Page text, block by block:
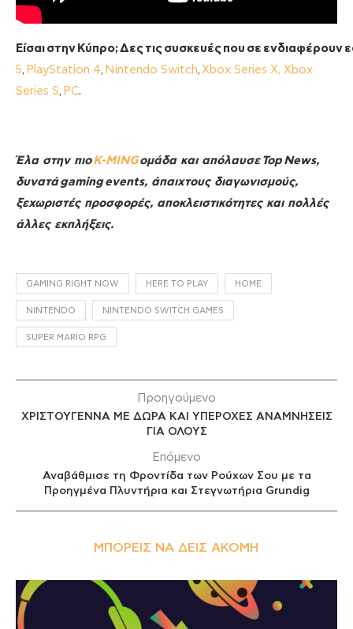
Είσαι στην Κύπρο;Δες τις συσκευές που σε ενδιαφέρουν
5, PlayStation 4, Nintendo Switch, Xbox Series X, Xbox
Series S, PC.
Έλα στην πιοK-MINGομάδα και απόλαυσε Top News,
δυνατά gaming events, άπαιχτους διαγωνισμούς,
ξεχωριστές προσφορές, αποκλειστικότητες και πολλές
άλλες εκπλήξεις.
GAMING RIGHT NOW HERE TO PLAY HOME
NINTENDO NINTENDO SWITCH GAMES
SUPER MARIO RPG
Προηγούμενο
ΧΡΙΣΤΟΥΓΕΝΝΑ ΜΕ ΔΩΡΑ ΚΑΙ ΥΠΕΡΟΧΕΣ ΑΝΑΜΝΗΣΕΙΣ
ΓΙΑ ΟΛΟΥΣ
Επόμενο
Αναβάθμισε τη Φροντίδα των Ρούχων Σου με τα
Προηγμένα Πλυντήρια και Στεγνωτήρια Grundig
ΜΠΟΡΕΊΣ ΝΑ ΔΕΙΣ ΑΚΌΜΗ